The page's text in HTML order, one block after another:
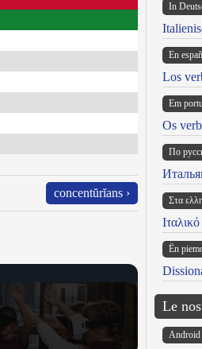
concentŭrĭans ›
In
En
Los
Em
Os
По
Στα
Ën
Le
Android